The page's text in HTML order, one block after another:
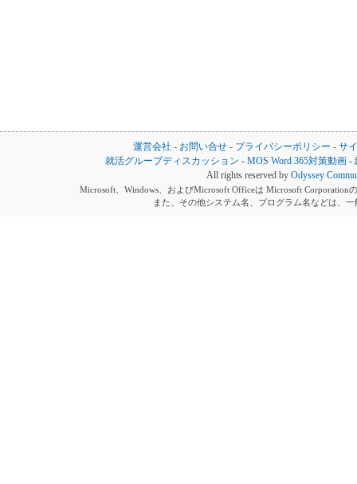
運営会社 - お問い合せ - プライバシーポリシー - サ
就活グループディスカッション -MOS Word 365対策動画 -
All rights reserved by Odyssey
Microsoft、Windows、およびMicrosoft Officeは Microsoft Corporation
また、その他システム名、プログラム名などは、